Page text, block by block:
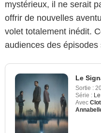
mystérieux, il ne serait
offrir de nouvelles
volet totalement inédit.
audiences des épisodes
Le
Sortie :
Série :
Avec